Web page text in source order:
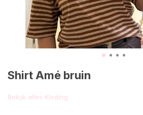
Shirt Amé bruin
Bekijk alles Kleding